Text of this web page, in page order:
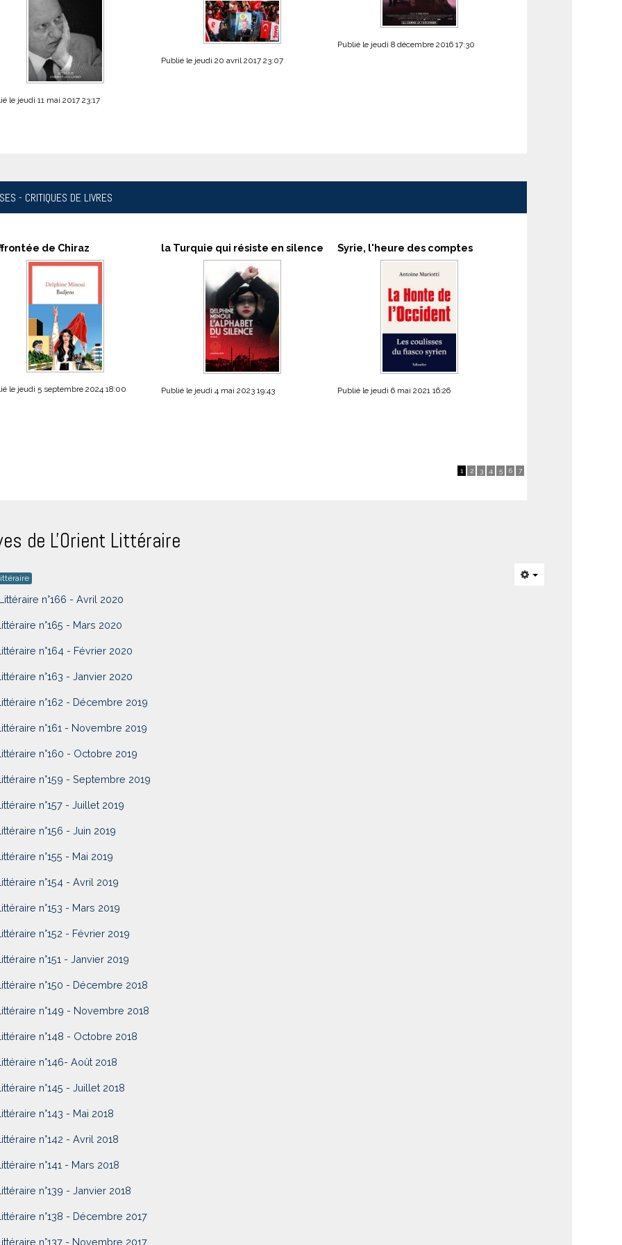
le jeudi 11 mai 2017 23:17
Publié le jeudi 20 avril 2017 23:07
Publié le jeudi 8 décembre 2016 17:30
- CRITIQUES DE LIVRES
1 2 3 4 5 6 7
de Chiraz
le jeudi 5 septembre 2024 18:00
la Turquie qui résiste en silence
Publié le jeudi 4 mai 2023 19:43
Syrie, l'heure des comptes
Publié le jeudi 6 mai 2021 16:26
de L'Orient Littéraire
n°166 - Avril 2020
n°165 - Mars 2020
n°164 - Février 2020
n°163 - Janvier 2020
n°162 - Décembre 2019
n°161 - Novembre 2019
n°160 - Octobre 2019
n°159 - Septembre 2019
n°157 - Juillet 2019
n°156 - Juin 2019
n°155 - Mai 2019
n°154 - Avril 2019
n°153 - Mars 2019
n°152 - Février 2019
n°151 - Janvier 2019
n°150 - Décembre 2018
n°149 - Novembre 2018
n°148 - Octobre 2018
n°146- Août 2018
n°145 - Juillet 2018
n°143 - Mai 2018
n°142 - Avril 2018
n°141 - Mars 2018
n°139 - Janvier 2018
n°138 - Décembre 2017
n°137 - Novembre 2017